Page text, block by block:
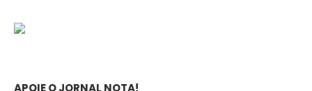
APOIE O JORNAL NOTA!